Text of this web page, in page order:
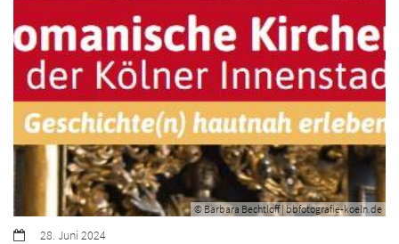
© Barbara Bechtloff | bbfotografie-koeln.de
Datum:28. Juni 2024